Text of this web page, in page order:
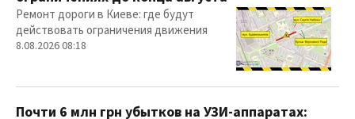
Ремонт дороги в Киеве: где будут
действовать ограничения движения
8.08.2026 08:18
Почти 6 млн грн убытков на УЗИ-аппаратах: